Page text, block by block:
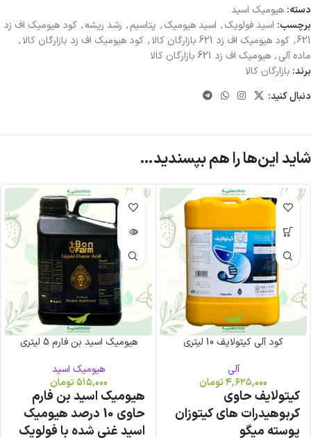
دسته: هیومیک اسید
برچسب: اسید فولویک, اسید هیومیک, پتاسیم, رشد ریشه, کود هیومیک اف زد
621
, کود هیومیک اف زد 621 بازارگان کالا , کود هیومیک اف زد بازارگان کالا,
ماده آلی, هیومیک اف زد 621 بازارگان کالا
برند: بازارگان کالا
دنبال کنید:
شاید این‌ها را هم بپسندید…
کود آلی کیتولایف 10 لیتری
آلی
۴,۶۲۵,۰۰۰تومان
کیتولایف حاوی
کربوهیدرات های کیتوزان
پوسته میگو
نام
وج
ود
هیومیک اسید بن فارم 5 لیتری
هیومیک اسید
۵۱۵,۰۰۰تومان
هیومیک اسید بن فارم
حاوی 10 درصد هیومیک
اسید غنی شده با فولویک